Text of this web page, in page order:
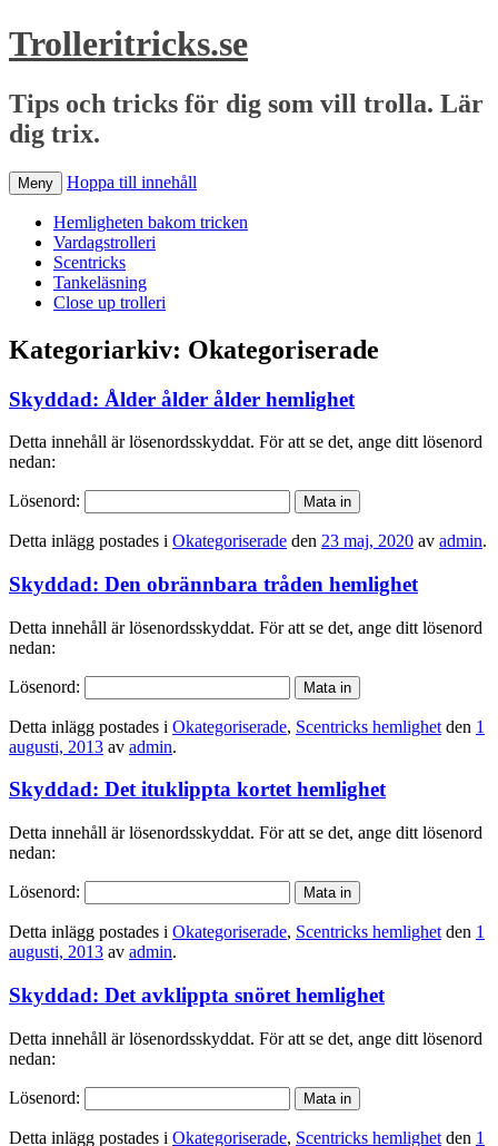
Trolleritricks.se
Tips och tricks för dig som vill trolla. Lär
dig trix.
Meny Hoppa till innehåll
Hemligheten bakom tricken
Vardagstrolleri
Scentricks
Tankeläsning
Close up trolleri
Kategoriarkiv: Okategoriserade
Skyddad: Ålder ålder ålder hemlighet
Detta innehåll är lösenordsskyddat. För att se det, ange ditt lösenord
nedan:
Lösenord:
Detta inlägg postades i Okategoriserade den 23 maj, 2020 av admin.
Skyddad: Den obrännbara tråden hemlighet
Detta innehåll är lösenordsskyddat. För att se det, ange ditt lösenord
nedan:
Lösenord:
Detta inlägg postades i Okategoriserade, Scentricks hemlighet den 1
augusti, 2013 av admin.
Skyddad: Det ituklippta kortet hemlighet
Detta innehåll är lösenordsskyddat. För att se det, ange ditt lösenord
nedan:
Lösenord:
Detta inlägg postades i Okategoriserade, Scentricks hemlighet den 1
augusti, 2013 av admin.
Skyddad: Det avklippta snöret hemlighet
Detta innehåll är lösenordsskyddat. För att se det, ange ditt lösenord
nedan:
Lösenord:
Detta inlägg postades i Okategoriserade, Scentricks hemlighet den 1